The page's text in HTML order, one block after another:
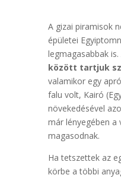
A gizai piramisok
épületei
legmagasabbak
között tartjuk
valamikor egy
falu volt, Kairó
növekedésével
már lényegében a
magasodnak.
Ha tetszettek az
körbe a többi